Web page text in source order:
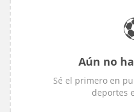
Aún no
Sé el primero en
deportes